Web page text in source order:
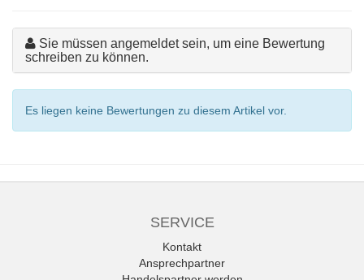
Sie müssen angemeldet sein, um eine Bewertung
schreiben zu können.
Es liegen keine Bewertungen zu diesem Artikel vor.
SERVICE
Kontakt
Ansprechpartner